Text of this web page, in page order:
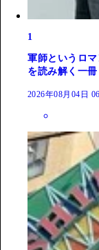
1
軍師というロ
を読み解く一
2026年08月04日